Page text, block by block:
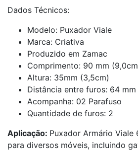
Dados Técnicos:
Modelo: Puxador Viale
Marca: Criativa
Produzido em Zamac
Comprimento: 90 mm
Altura: 35mm (3,5cm)
Distância entre furos: 64 mm
Acompanha: 02 Parafuso
Quantidade de furos: 2
Aplicação: Puxador Armário Viale
para diversos móveis, incluindo